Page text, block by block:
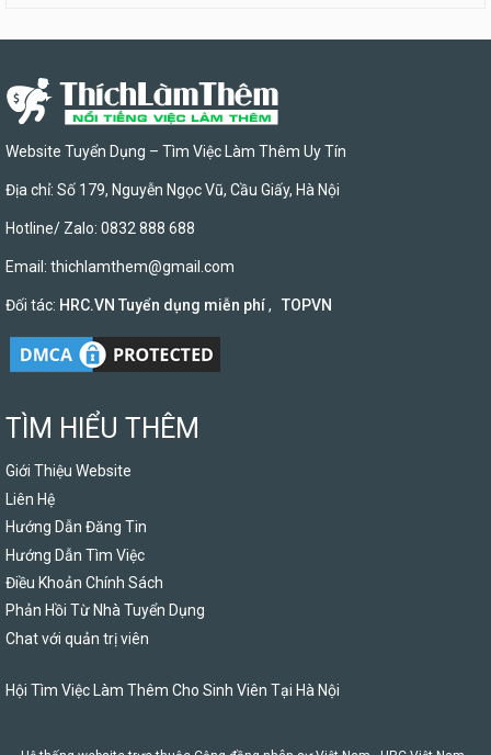
Website Tuyển Dụng – Tìm Việc Làm Thêm Uy Tín
Địa chỉ: Số 179, Nguyễn Ngọc Vũ, Cầu Giấy, Hà Nội
Hotline/ Zalo: 0832 888 688
Email: thichlamthem@gmail.com
Đối tác: HRC.VN Tuyển dụng miễn phí, TOPVN
TÌM HIỂU THÊM
Giới Thiệu Website
Liên Hệ
Hướng Dẫn Đăng Tin
Hướng Dẫn Tìm Việc
Điều Khoản Chính Sách
Phản Hồi Từ Nhà Tuyển Dụng
Chat với quản trị viên
Hội Tìm Việc Làm Thêm Cho Sinh Viên Tại Hà Nội